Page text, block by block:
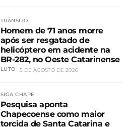
TRÂNSITO
Homem de 71 anos morre
após ser resgatado de
helicóptero em acidente na
BR-282, no Oeste Catarinense
LUTO 5 DE AGOSTO DE 2026
SIGA CHAPE
Pesquisa aponta
Chapecoense como maior
torcida de Santa Catarina e